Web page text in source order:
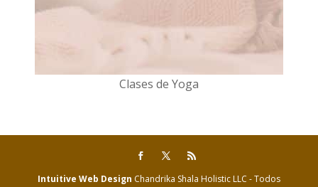
Clases de Yoga
Intuitive Web Design Chandrika Shala Holistic LLC - Todos